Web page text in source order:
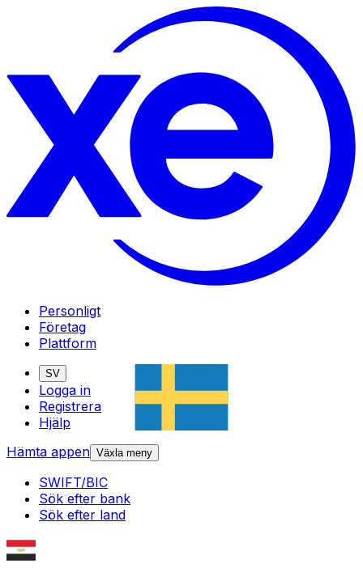
Personligt
Företag
Plattform
SV
Logga in
Registrera
Hjälp
Hämta appen Växla meny
SWIFT/BIC
Sök efter bank
Sök efter land